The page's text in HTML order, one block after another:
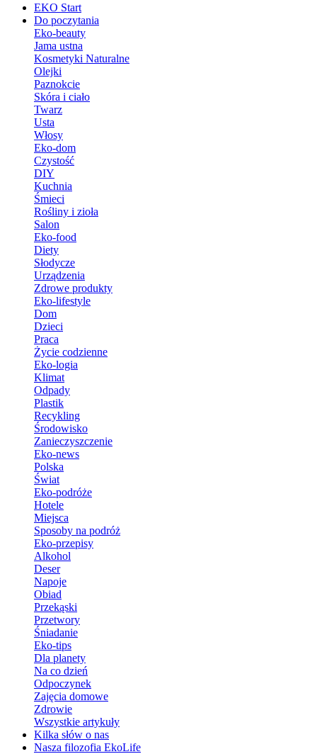
EKO Start
Do poczytania
Eko-beauty
Jama ustna
Kosmetyki Naturalne
Olejki
Paznokcie
Skóra i ciało
Twarz
Usta
Włosy
Eko-dom
Czystość
DIY
Kuchnia
Śmieci
Rośliny i zioła
Salon
Eko-food
Diety
Słodycze
Urządzenia
Zdrowe produkty
Eko-lifestyle
Dom
Dzieci
Praca
Życie codzienne
Eko-logia
Klimat
Odpady
Plastik
Recykling
Środowisko
Zanieczyszczenie
Eko-news
Polska
Świat
Eko-podróże
Hotele
Miejsca
Sposoby na podróż
Eko-przepisy
Alkohol
Deser
Napoje
Obiad
Przekąski
Przetwory
Śniadanie
Eko-tips
Dla planety
Na co dzień
Odpoczynek
Zajęcia domowe
Zdrowie
Wszystkie artykuły
Kilka słów o nas
Nasza filozofia EkoLife